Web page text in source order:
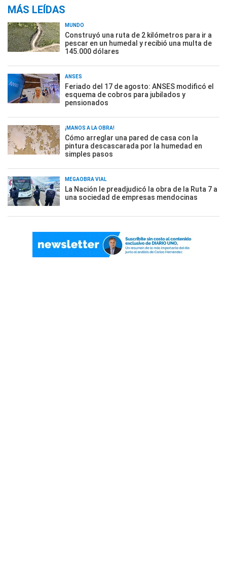
MÁS LEÍDAS
MUNDO
Construyó una ruta de 2 kilómetros para ir a
pescar en un humedal y recibió una multa de
145.000 dólares
ANSES
Feriado del 17 de agosto: ANSES modificó el
esquema de cobros para jubilados y
pensionados
¡MANOS A LA OBRA!
Cómo arreglar una pared de casa con la
pintura descascarada por la humedad en
simples pasos
MEGAOBRA VIAL
La Nación le preadjudicó la obra de la Ruta 7 a
una sociedad de empresas mendocinas